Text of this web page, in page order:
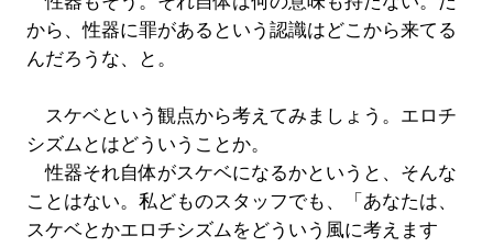
から、性器に罪があるという認識はどこから来てる
んだろうな、と。
スケベという観点から考えてみましょう。エロチ
シズムとはどういうことか。
性器それ自体がスケベになるかというと、そんな
ことはない。私どものスタッフでも、「あなたは、
スケベとかエロチシズムをどういう風に考えます